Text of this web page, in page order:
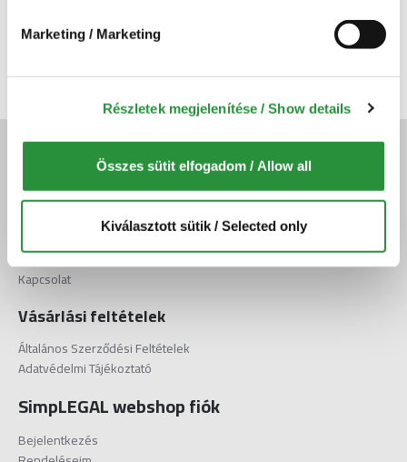
Marketing / Marketing
Részletek megjelenítése / Show details
Összes sütit elfogadom / Allow all
Kiválasztott sütik / Selected only
Facebook
LinkedIn
Elérhetőségek
Kapcsolat
Vásárlási feltételek
Általános Szerződési Feltételek
Adatvédelmi Tájékoztató
SimpLEGAL webshop fiók
Bejelentkezés